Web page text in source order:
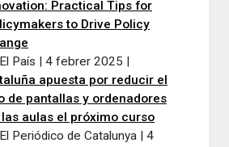
Practical Tips for
to Drive Policy
El País | 4 febrer 2025 |
apuesta por reducir el
de pantallas y ordenadores
las aulas el próximo curso
El Periódico de Catalunya | 4